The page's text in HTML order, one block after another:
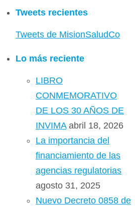
Tweets recientes
Tweets de MisionSaludCo
Lo más reciente
LIBRO
CONMEMORATIVO
DE LOS 30 AÑOS DE
INVIMA abril 18, 2026
La importancia del
financiamiento de las
agencias regulatorias
agosto 31, 2025
Nuevo Decreto 0858 de